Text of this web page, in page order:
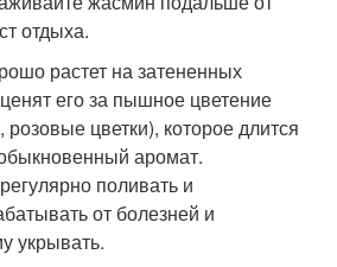
отдыха.
растет на затененных
его за пышное цветение
цветки), которое длится
аромат.
поливать и
от болезней и
укрывать.